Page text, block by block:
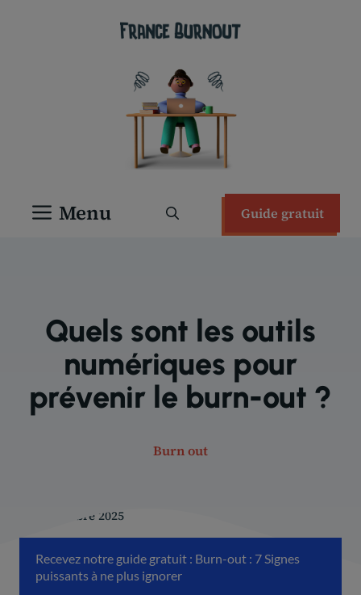
Menu Guide gratuit
Quels sont les outils
numériques pour
prévenir le burn-out ?
Burn out
23 novembre 2025